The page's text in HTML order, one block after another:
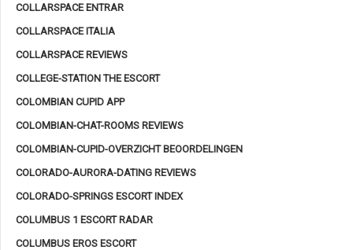
COLLARSPACE ENTRAR
COLLARSPACE ITALIA
COLLARSPACE REVIEWS
COLLEGE-STATION THE ESCORT
COLOMBIAN CUPID APP
COLOMBIAN-CHAT-ROOMS REVIEWS
COLOMBIAN-CUPID-OVERZICHT BEOORDELINGEN
COLORADO-AURORA-DATING REVIEWS
COLORADO-SPRINGS ESCORT INDEX
COLUMBUS 1 ESCORT RADAR
COLUMBUS EROS ESCORT